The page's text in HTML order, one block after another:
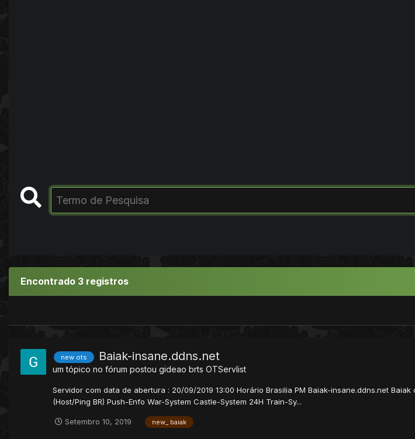
Encontrado 3 registros
new ots Baiak-insane.ddns.net
um tópico no fórum postou gideao brts OTServlist
Servidor com data de abertura : 20/09/2019 13:00 Horário Brasilia PM Baiak-insane.ddns.net
(Host/Ping BR) Push-Enfo War-System Castle-System 24H Train-Sy...
Setembro 10, 2019 new_ baiak